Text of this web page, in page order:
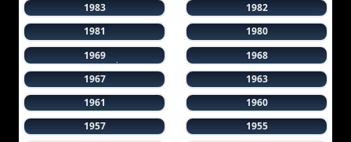
1983
1982
1981
1980
1969
1968
1967
1963
1961
1960
1957
1955